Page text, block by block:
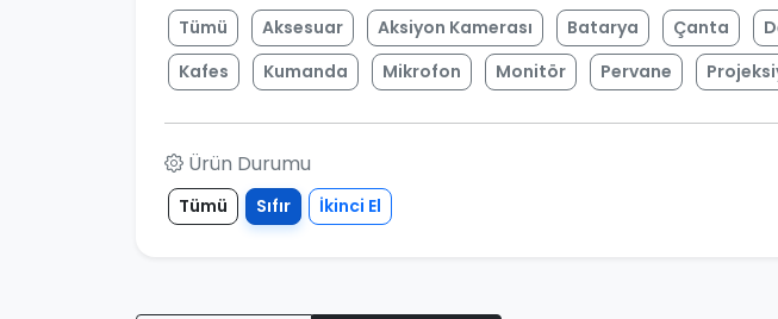
Tümü Aksesuar Aksiyon Kamerası Batarya Çanta
Kafes
Kumanda Mikrofon Monitör Pervane
Ürün Durumu
Tümü Sıfır İkinci El